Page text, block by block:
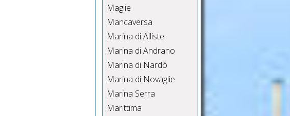
Maglie
Mancaversa
Marina di Alliste
Marina di Andrano
Marina di Nardò
Marina di Novaglie
Marina Serra
Marittima